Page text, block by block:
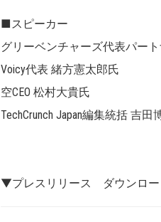
■スピーカー
グリーベンチャーズ代表パー
Voicy代表 緒方憲太郎氏
空CEO 松村大貴氏
TechCrunch Japan編集統括 吉田
▼プレスリリース ダウンロ